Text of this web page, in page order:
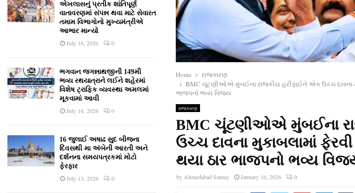
Home
રાજકારણ
BMC ચૂંટણીઓએ મુંબઈના રાજકીય હરીફાઈને એક ઉચ્ચ દાવના
ભાજપનો ભવ્ય વિજય
રાજકારણ
BMC ચૂંટણીઓએ મુંબઈના
ઉચ્ચ દાવના મુકાબલામાં ફેરવી
થયા ઠાર ભાજપનો ભવ્ય
by Ahmedabad Samay January 16, 2026 0
એખલાસનું પ્રતીક શાંતિપૂર્ણ
વાતાવરણમાં સંપન્ન થવા માટે સેવારત
તમામ વિભાગોનો મુખ્યમંત્રીએ
આભાર માન્યો
July 16, 2026 0
ભગવાન જગન્નાથજીની 149મી
ભવ્ય રથયાત્રાને લઈને શહેરમાં
વિશેષ ટ્રાફિક વ્યવસ્થા અમલમાં
મૂકવામાં આવી
July 16, 2026 0
16 જુલાઈ અષાઢ સુદ બીજના
દિવસથી મા અંબેની આરતી અને
દર્શનના સમયપત્રકમાં મોટો
ફેરફાર
July 13, 2026 0